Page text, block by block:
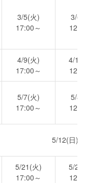
3/5(火)
17:00～
3/
4/9(火)
17:00～
4/
5/7(火)
17:00～
5/
5/12(日)
5/21(火)
17:00～
5/